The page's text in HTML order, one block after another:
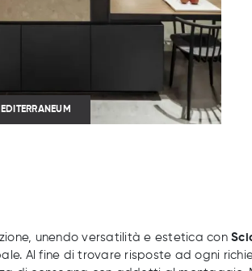
unendo versatilità e estetica con
Al fine di trovare risposte ad ogni